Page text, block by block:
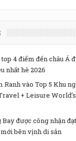
4 điểm đến châu Á
nhất hè 2026
Ranh vào Top 5 Khu
+ Leisure
được công nhận
bên vịnh di sản